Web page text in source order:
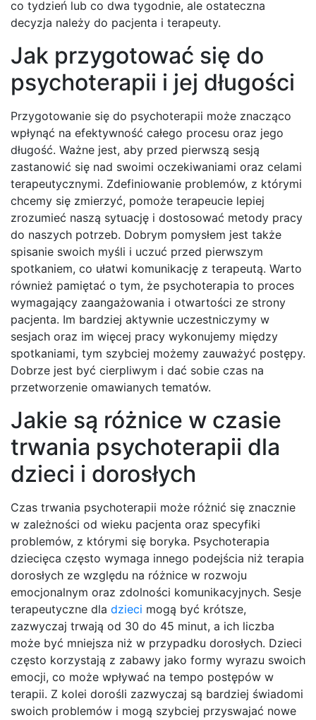
co tydzień lub co dwa tygodnie, ale ostateczna
decyzja należy do pacjenta i terapeuty.
Jak przygotować się do
psychoterapii i jej długości
Przygotowanie się do psychoterapii może znacząco
wpłynąć na efektywność całego procesu oraz jego
długość. Ważne jest, aby przed pierwszą sesją
zastanowić się nad swoimi oczekiwaniami oraz celami
terapeutycznymi. Zdefiniowanie problemów, z którymi
chcemy się zmierzyć, pomoże terapeucie lepiej
zrozumieć naszą sytuację i dostosować metody pracy
do naszych potrzeb. Dobrym pomysłem jest także
spisanie swoich myśli i uczuć przed pierwszym
spotkaniem, co ułatwi komunikację z terapeutą. Warto
również pamiętać o tym, że psychoterapia to proces
wymagający zaangażowania i otwartości ze strony
pacjenta. Im bardziej aktywnie uczestniczymy w
sesjach oraz im więcej pracy wykonujemy między
spotkaniami, tym szybciej możemy zauważyć postępy.
Dobrze jest być cierpliwym i dać sobie czas na
przetworzenie omawianych tematów.
Jakie są różnice w czasie
trwania psychoterapii dla
dzieci i dorosłych
Czas trwania psychoterapii może różnić się znacznie
w zależności od wieku pacjenta oraz specyfiki
problemów, z którymi się boryka. Psychoterapia
dziecięca często wymaga innego podejścia niż terapia
dorosłych ze względu na różnice w rozwoju
emocjonalnym oraz zdolności komunikacyjnych. Sesje
terapeutyczne dla dzieci mogą być krótsze,
zazwyczaj trwają od 30 do 45 minut, a ich liczba
może być mniejsza niż w przypadku dorosłych. Dzieci
często korzystają z zabawy jako formy wyrazu swoich
emocji, co może wpływać na tempo postępów w
terapii. Z kolei dorośli zazwyczaj są bardziej świadomi
swoich problemów i mogą szybciej przyswajać nowe